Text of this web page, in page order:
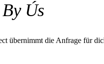
Ús
übernimmt die Anfrage für